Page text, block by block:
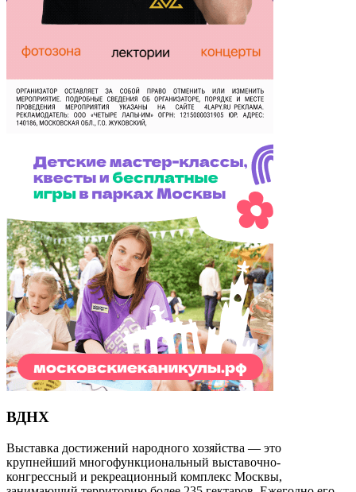
ВДНХ
Выставка достижений народного хозяйства — это
крупнейший многофункциональный выставочно-
конгрессный и рекреационный комплекс Москвы,